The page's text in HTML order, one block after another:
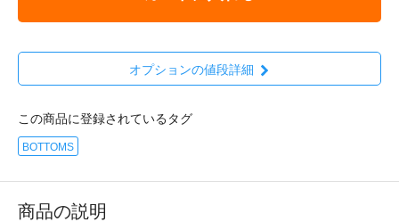
オプションの値段詳細
この商品に登録されているタグ
BOTTOMS
商品の説明